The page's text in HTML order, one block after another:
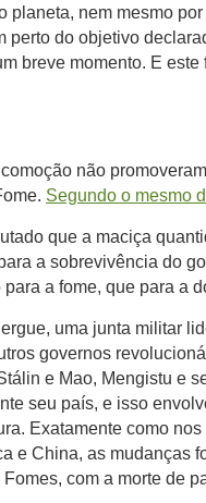
planeta, nem mesmo
perto do objetivo
breve momento. E
não
Segundo o mesmo
que a maciça
a sobrevivência do
a fome, que para a
uma junta militar
governos
e Mao, Mengistu e
seu país, e isso
Exatamente como
e China, as mudanças
com a morte de